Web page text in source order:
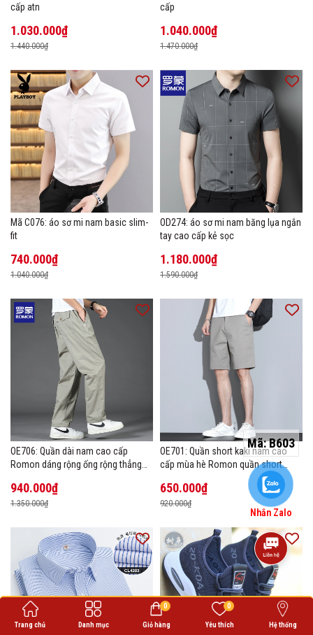
Mã:B603
cấp atn
1.030.000₫
1.440.000₫
cấp
1.040.000₫
1.470.000₫
Mã C076: áo sơ mi nam basic slim-
fit
740.000₫
1.040.000₫
OD274: áo sơ mi nam băng lụa ngắn
tay cao cấp kẻ sọc
1.180.000₫
1.590.000₫
OE706: Quần dài nam cao cấp
Romon dáng rộng ống rộng thẳng
940.000₫
1.350.000₫
OE701: Quần short kaki nam cao
cấp mùa hè Romon quần short
650.000₫
920.000₫
Trang chủ Danh mục Giỏ hàng
0
Yêu thích
0
Hệ thống
Nhắn Zalo